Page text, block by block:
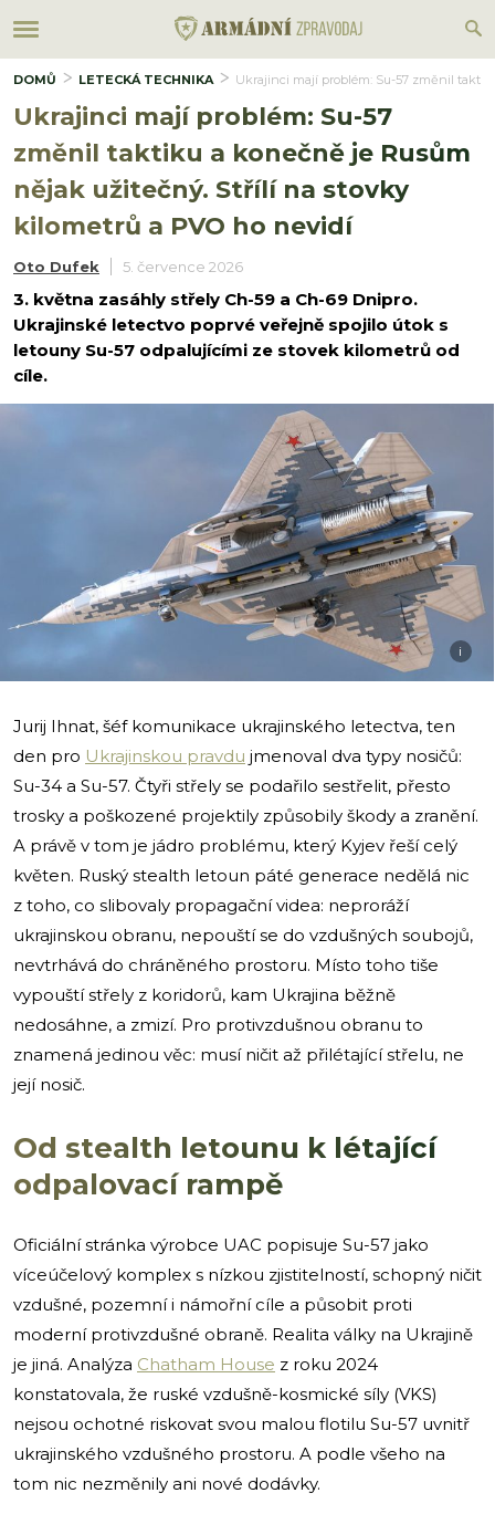
DOMŮ LETECKÁ TECHNIKA Ukrajinci mají problém: Su-57 změnil
Ukrajinci mají problém: Su-57
změnil taktiku a konečně je Rusům
nějak užitečný. Střílí na stovky
kilometrů a PVO ho nevidí
Oto Dufek 5. července 2026
3. května zasáhly střely Ch-59 a Ch-69 Dnipro.
Ukrajinské letectvo poprvé veřejně spojilo útok s
letouny Su-57 odpalujícími ze stovek kilometrů od
cíle.
i
Jurij Ihnat, šéf komunikace ukrajinského letectva, ten
den pro Ukrajinskou pravdu jmenoval dva typy nosičů:
Su-34 a Su-57. Čtyři střely se podařilo sestřelit, přesto
trosky a poškozené projektily způsobily škody a zranění.
A právě v tom je jádro problému, který Kyjev řeší celý
květen. Ruský stealth letoun páté generace nedělá nic
z toho, co slibovaly propagační videa: neproráží
ukrajinskou obranu, nepouští se do vzdušných soubojů,
nevtrhává do chráněného prostoru. Místo toho tiše
vypouští střely z koridorů, kam Ukrajina běžně
nedosáhne, a zmizí. Pro protivzdušnou obranu to
znamená jedinou věc: musí ničit až přilétající střelu, ne
její nosič.
Od stealth letounu k létající
odpalovací rampě
Oficiální stránka výrobce UAC popisuje Su-57 jako
víceúčelový komplex s nízkou zjistitelností, schopný ničit
vzdušné, pozemní i námořní cíle a působit proti
moderní protivzdušné obraně. Realita války na Ukrajině
je jiná. Analýza Chatham House z roku 2024
konstatovala, že ruské vzdušně-kosmické síly (VKS)
nejsou ochotné riskovat svou malou flotilu Su-57 uvnitř
ukrajinského vzdušného prostoru. A podle všeho na
tom nic nezměnily ani nové dodávky.